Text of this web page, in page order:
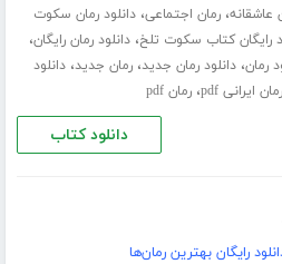
عاشقانه،رمان اجتماعی،دانلود رمان سکوت
رایگان کتاب سکوت تلخ،دانلود رمان رایگان،
رمان،دانلود رمان جدید،رمان جدید،دانلود
رمان ایرانی pdf ،رمان pdf
دانلود کتاب
رایگان بهترین رمان‌ها